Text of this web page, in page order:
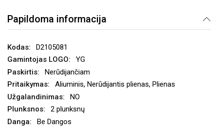
Papildoma informacija
D2105081
YG
Nerūdijančiam
Aliuminis, Nerūdijantis plienas, Plienas
NO
2 plunksnų
Be Dangos